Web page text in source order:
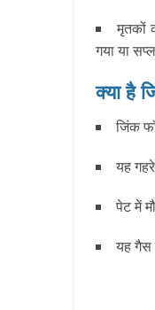
मृतकों
गया या
क्या है
जिंक
यह
पेट में
यह गैस